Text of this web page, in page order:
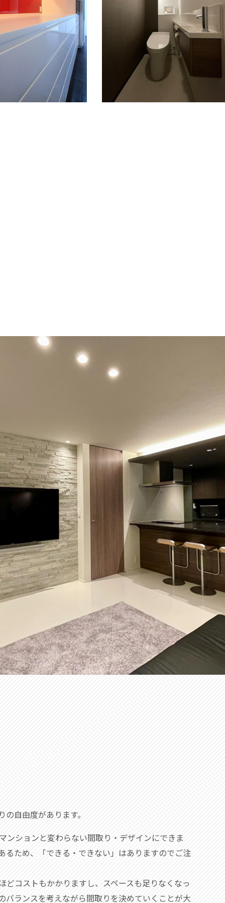
自由度があります。
ンションと変わらない間取り・デザインにできま
るため、「できる・できない」はありますのでご注
どコストもかかりますし、スペースも足りなくなっ
バランスを考えながら間取りを決めていくことが大